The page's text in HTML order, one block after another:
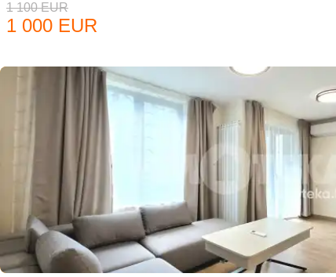
1 100 EUR
1 000 EUR